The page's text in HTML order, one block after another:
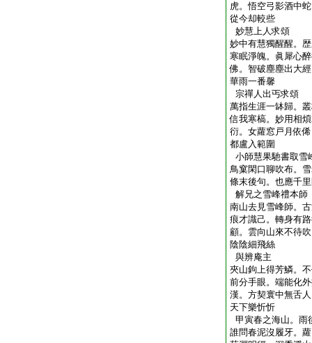
虎。悟空弓影酒中
從今却較些
妙慧上人求頌
妙中有慧獨醒醒。
寒眠淨魄。眞犀心
佛。智破塵塵出大
華雨一番馨
宗禪人出丐求頌
萬指生涯一缽歸。
信我寒槁。妙用相
衍。女蘿窓戸月依
都盧入範圍
小師慧果馳書取雪
鳥窠閑口聊吹布。
條末後句。也應千
解兄之雪峰禮本師
南山去見雪峰師。
痕才識己。轉身有
顧。雲向山來不待
陰陰細飛絲
與辨庵主
夾山鉤上得芳鱗。
前分手眼。端能化
漢。方契寰中無舌
天下樂忻忻
甲寅春之海山。雨
誰問春泥沒履牙。